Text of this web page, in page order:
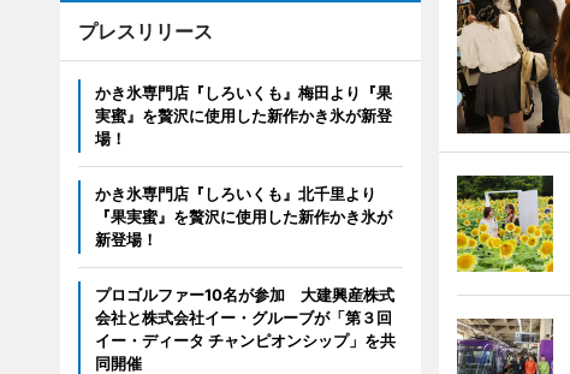
プレスリリース
かき氷専門店『しろいくも』梅田より『果
実蜜』を贅沢に使用した新作かき氷が新登
場！
かき氷専門店『しろいくも』北千里より
『果実蜜』を贅沢に使用した新作かき氷が
新登場！
プロゴルファー10名が参加 大建興産株式
会社と株式会社イー・グルーブが「第３回
イー・ディータ チャンピオンシップ」を共
同開催